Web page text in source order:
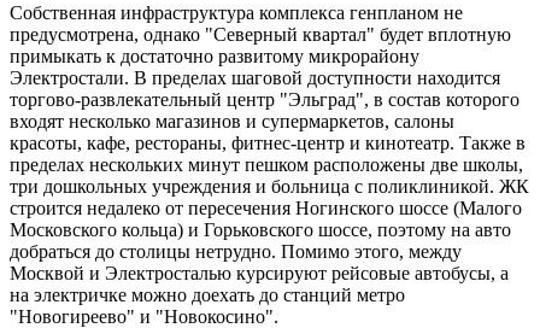
Собственная инфраструктура комплекса генпланом не
предусмотрена, однако "Северный квартал" будет вплотную
примыкать к достаточно развитому микрорайону
Электростали. В пределах шаговой доступности находится
торгово-развлекательный центр "Эльград", в состав которого
входят несколько магазинов и супермаркетов, салоны
красоты, кафе, рестораны, фитнес-центр и кинотеатр. Также в
пределах нескольких минут пешком расположены две школы,
три дошкольных учреждения и больница с поликлиникой. ЖК
строится недалеко от пересечения Ногинского шоссе (Малого
Московского кольца) и Горьковского шоссе, поэтому на авто
добраться до столицы нетрудно. Помимо этого, между
Москвой и Электросталью курсируют рейсовые автобусы, а
на электричке можно доехать до станций метро
"Новогиреево" и "Новокосино".